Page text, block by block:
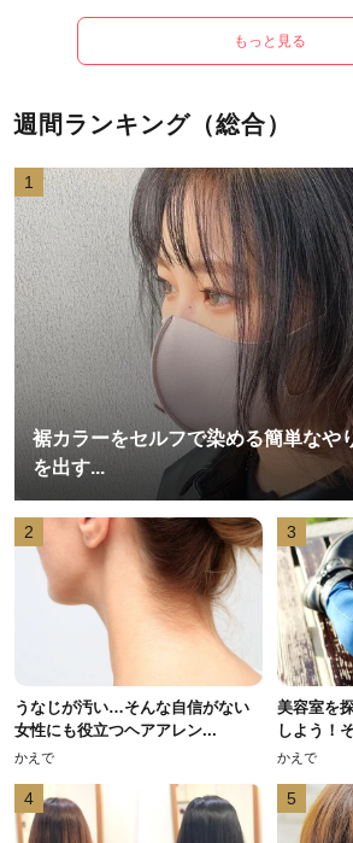
もっと見る
週間ランキング（総合）
1
裾カラーをセルフで染める簡単なや
を出す...
2
うなじが汚い…そんな自信がない
女性にも役立つヘアアレン...
かえで
3
美容室を
しよう！
かえで
4 5